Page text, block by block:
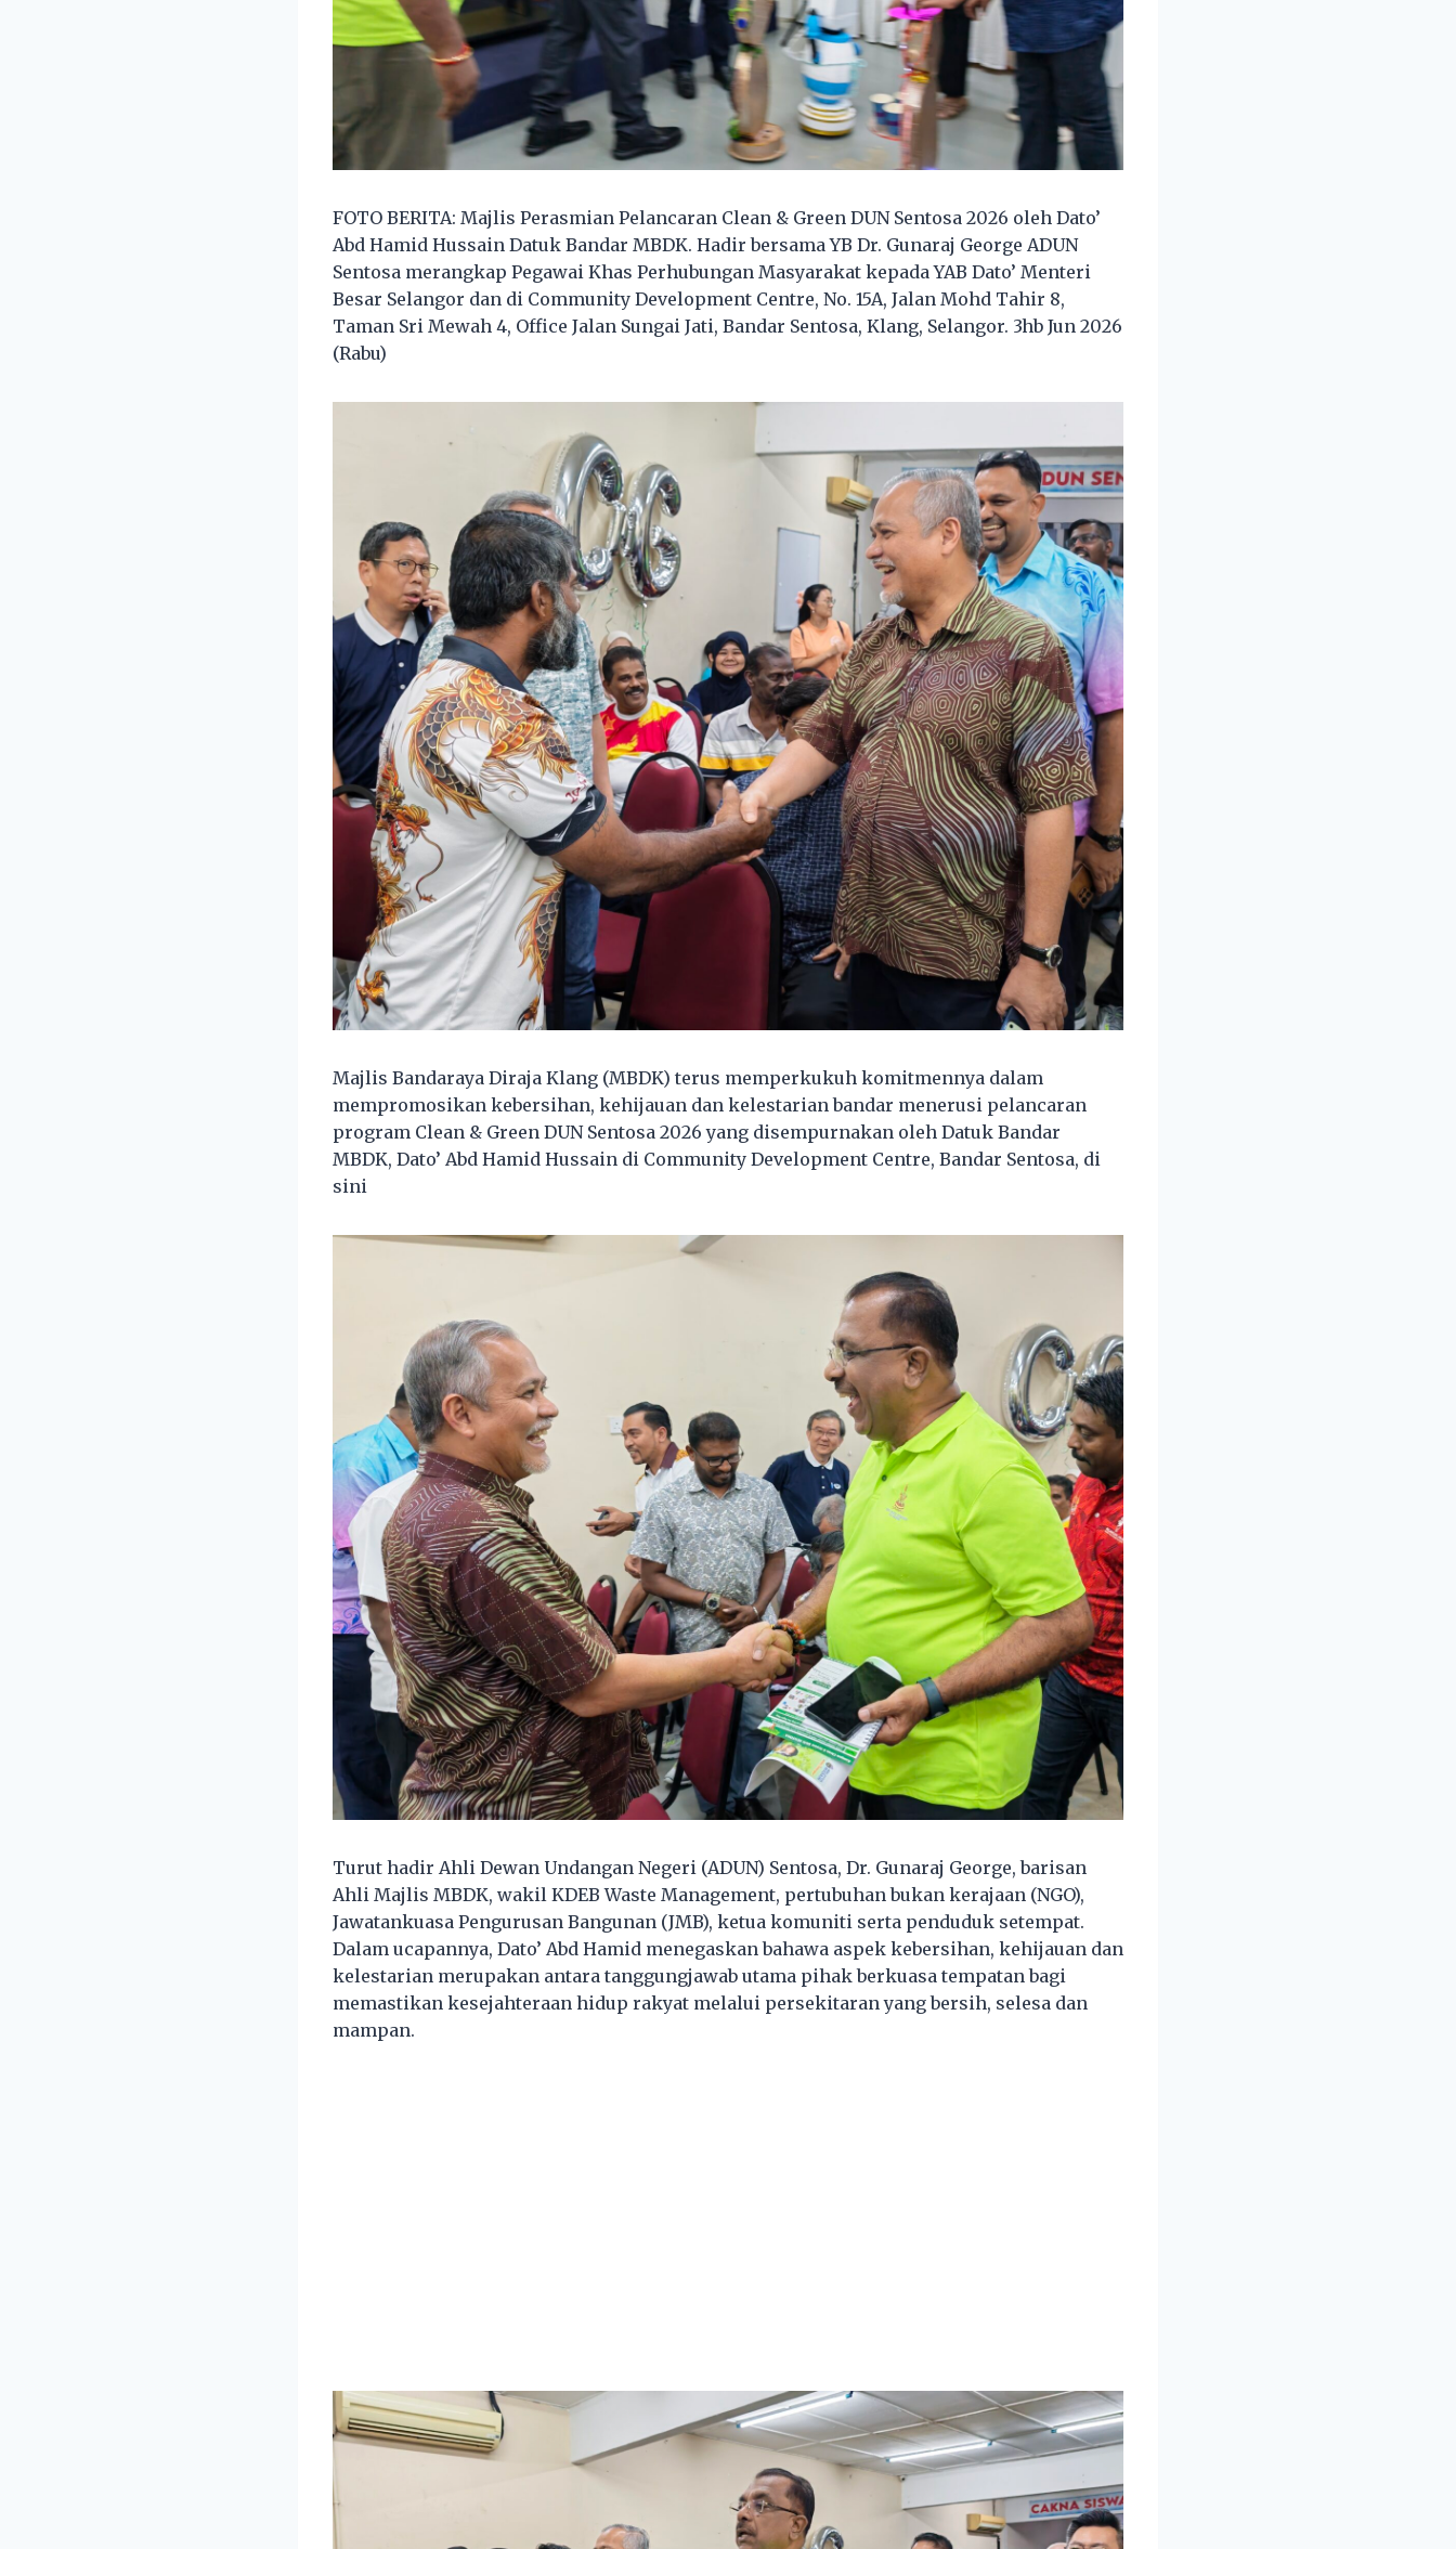
FOTO BERITA: Majlis Perasmian Pelancaran Clean & Green DUN Sentosa 2026 oleh Dato’
Abd Hamid Hussain Datuk Bandar MBDK. Hadir bersama YB Dr. Gunaraj George ADUN
Sentosa merangkap Pegawai Khas Perhubungan Masyarakat kepada YAB Dato’ Menteri
Besar Selangor dan di Community Development Centre, No. 15A, Jalan Mohd Tahir 8,
Taman Sri Mewah 4, Office Jalan Sungai Jati, Bandar Sentosa, Klang, Selangor. 3hb Jun 2026
(Rabu)
Majlis Bandaraya Diraja Klang (MBDK) terus memperkukuh komitmennya dalam
mempromosikan kebersihan, kehijauan dan kelestarian bandar menerusi pelancaran
program Clean & Green DUN Sentosa 2026 yang disempurnakan oleh Datuk Bandar
MBDK, Dato’ Abd Hamid Hussain di Community Development Centre, Bandar Sentosa, di
sini
Turut hadir Ahli Dewan Undangan Negeri (ADUN) Sentosa, Dr. Gunaraj George, barisan
Ahli Majlis MBDK, wakil KDEB Waste Management, pertubuhan bukan kerajaan (NGO),
Jawatankuasa Pengurusan Bangunan (JMB), ketua komuniti serta penduduk setempat.
Dalam ucapannya, Dato’ Abd Hamid menegaskan bahawa aspek kebersihan, kehijauan dan
kelestarian merupakan antara tanggungjawab utama pihak berkuasa tempatan bagi
memastikan kesejahteraan hidup rakyat melalui persekitaran yang bersih, selesa dan
mampan.